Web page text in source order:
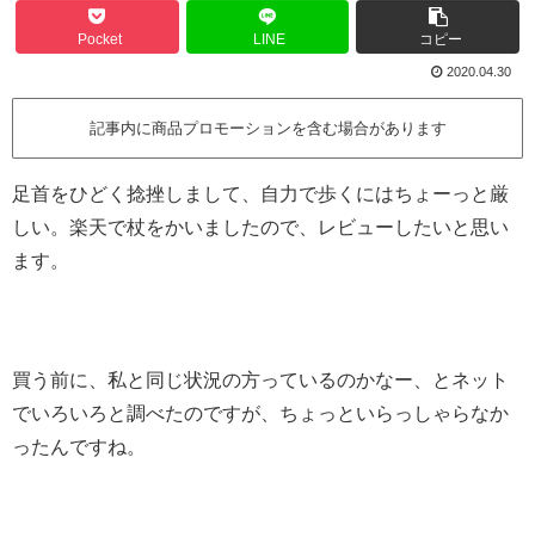
Pocket LINE コピー
2020.04.30
記事内に商品プロモーションを含む場合があります
足首をひどく捻挫しまして、自力で歩くにはちょーっと厳
しい。楽天で杖をかいましたので、レビューしたいと思い
ます。
買う前に、私と同じ状況の方っているのかなー、とネット
でいろいろと調べたのですが、ちょっといらっしゃらなか
ったんですね。